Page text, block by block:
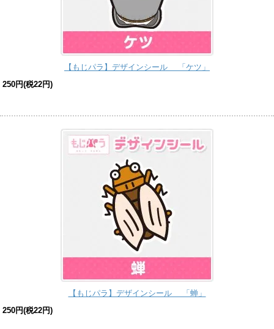
【もじパラ】デザインシール 「ケツ」
250円(税22円)
【もじパラ】デザインシール 「蝉」
250円(税22円)